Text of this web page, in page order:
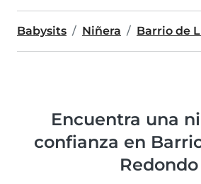
Babysits Niñera Barrio de
Encuentra una
confianza en
Redondo